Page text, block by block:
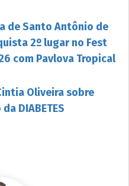
de Santo Antônio de
2º lugar no Fest
com Pavlova Tropical
Oliveira sobre
DIABETES